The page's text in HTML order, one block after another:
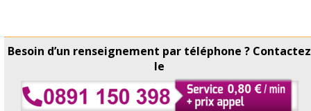
Besoin d’un renseignement par téléphone ? Contactez
le
Copyright © Horaire Poste 2026 Tous droits réservés -Contact
-Conditions d'utilisation-Mettre à jour les données